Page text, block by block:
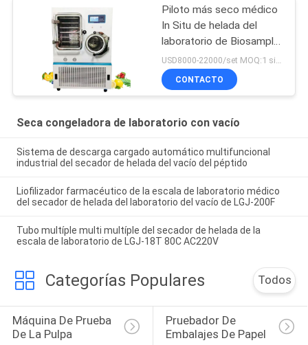
Piloto más seco médico
In Situ de helada del
laboratorio de Biosample
de los liofilizadores los
reactivo del IVD
CONTACTO
Seca congeladora de laboratorio con vacío
Sistema de descarga cargado automático multifuncional
industrial del secador de helada del vacío del péptido
Liofilizador farmacéutico de la escala de laboratorio médico
del secador de helada del laboratorio del vacío de LGJ-200F
Tubo multíple multi multíple del secador de helada de la
escala de laboratorio de LGJ-18T 80C AC220V
Categorías Populares Todos
Máquina De Prueba
De La Pulpa
Pruebador De
Embalajes De Papel